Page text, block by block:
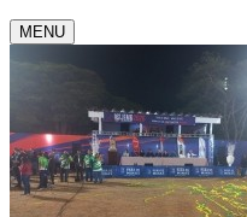
MENU